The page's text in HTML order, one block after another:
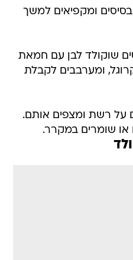
ומקפיאים למשך
שוקולד לבן עם חמאת
ומערבבים לקבלת
על רשת ומצפים אותם.
או שומרים במקרר.